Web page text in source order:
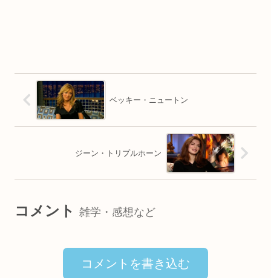
ベッキー・ニュートン
ジーン・トリプルホーン
コメント 雑学・感想など
コメントを書き込む